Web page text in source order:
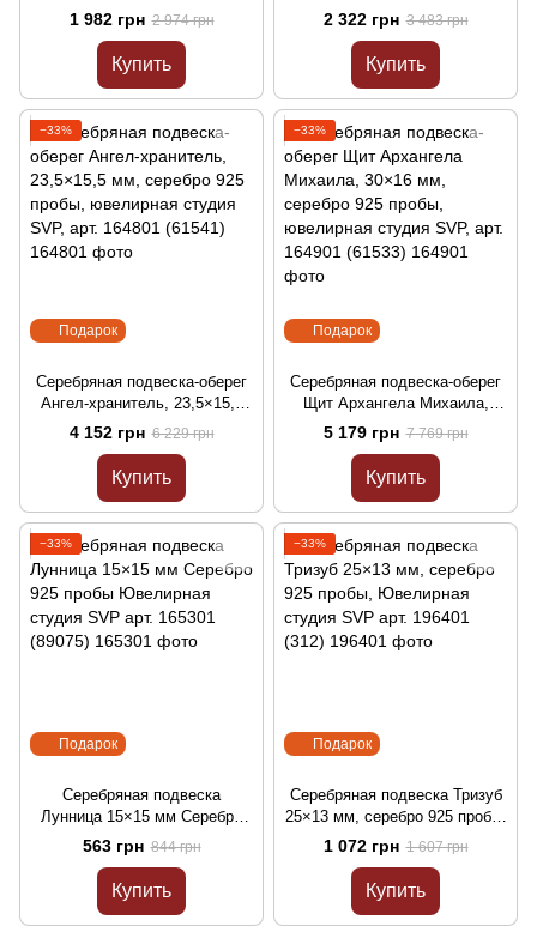
Ювелирная студия SVP арт.
163801 (30076ч)
1 982 грн 2 974 грн
Купить
Серебро 925 пробы
Ювелирная студия SVP арт.
164601 (89096*)
2 322 грн 3 483 грн
Купить
Подарок
−33%
Серебряная подвеска-оберег
Ангел-хранитель, 23,5×15,5
мм, серебро 925 пробы,
ювелирная студия SVP, арт.
164801 (61541)
4 152 грн 6 229 грн
Купить
Подарок
−33%
Серебряная подвеска-оберег
Щит Архангела Михаила,
30×16 мм, серебро 925 пробы,
ювелирная студия SVP, арт.
164901 (61533)
5 179 грн 7 769 грн
Купить
Подарок
−33%
Серебряная подвеска
Лунница 15×15 мм Серебро
925 пробы Ювелирная студия
SVP арт. 165301 (89075)
563 грн 844 грн
Купить
Подарок
−33%
Серебряная подвеска Тризуб
25×13 мм, серебро 925 пробы,
Ювелирная студия SVP арт.
196401 (312)
1 072 грн 1 607 грн
Купить